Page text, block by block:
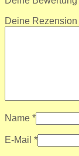
Deine Rezension
Name *
E-Mail *